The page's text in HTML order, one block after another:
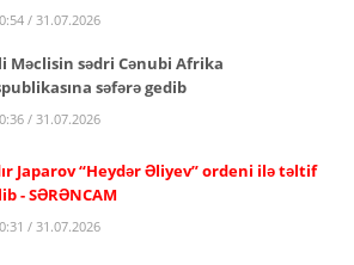
/ 31.07.2026
Məclisin sədri Cənubi Afrika
səfərə gedib
/ 31.07.2026
Japarov “Heydər Əliyev” ordeni ilə təltif
- SƏRƏNCAM
/ 31.07.2026